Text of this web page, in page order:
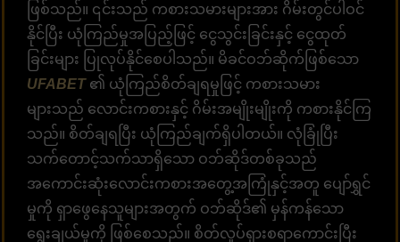
ဖြစ်သည်။ ၎င်းသည် ကစားသမားများအား ဂိမ်းတွင်ပါဝင်
နိုင်ပြီး ယုံကြည်မှုအပြည့်ဖြင့် ငွေသွင်းခြင်းနှင့် ငွေထုတ်
ခြင်းများ ပြုလုပ်နိုင်စေပါသည်။ မိခင်ဝဘ်ဆိုက်ဖြစ်သော
UFABET၏ ယုံကြည်စိတ်ချရမှုဖြင့် ကစားသမား
များသည် လောင်းကစားနှင့် ဂိမ်းအမျိုးမျိုးကို ကစားနိုင်ကြ
သည်။ စိတ်ချရပြီး ယုံကြည်ချက်ရှိပါတယ်။ လုံခြုံပြီး
သက်တောင့်သက်သာရှိသော ဝဘ်ဆိုဒ်တစ်ခုသည်
အကောင်းဆုံးလောင်းကစားအတွေ့အကြုံနှင့်အတူ ပျော်ရွှင်
မှုကို ရှာဖွေနေသူများအတွက် ဝဘ်ဆိုဒ်၏ မှန်ကန်သော
ရွေးချယ်မှုကို ဖြစ်စေသည်။ စိတ်လှုပ်ရှားစရာကောင်းပြီး